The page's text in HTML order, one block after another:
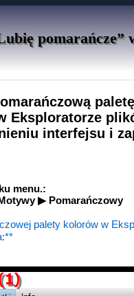
pomarańcze”
Eksploratorze
interfejsu i
menu.:
▶ Pomarańczowy
palety kolorów w